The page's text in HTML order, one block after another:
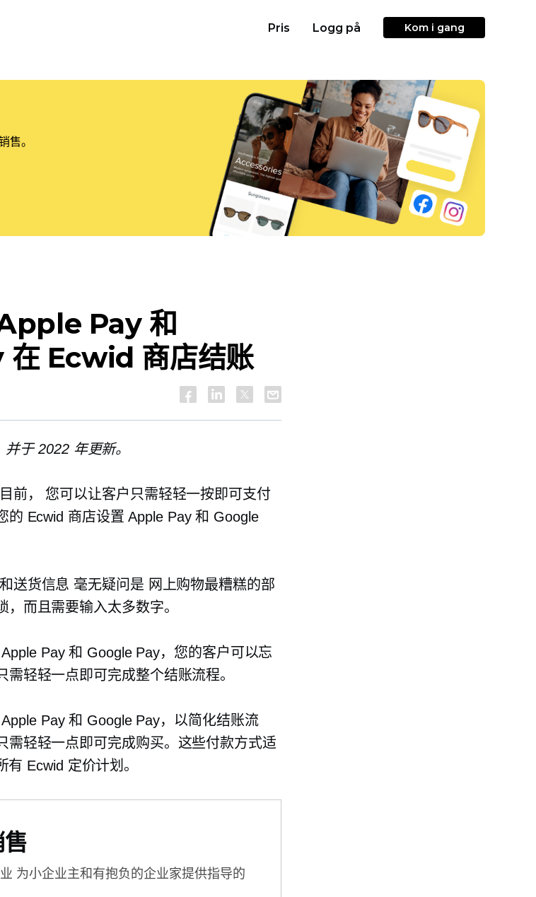
Pris Logg på Kom i gang
售。
Pay 和
Ecwid 商店结账
于 2022 年更新。
目前，
您可以让客户只需轻轻一按即可支付
的 Ecwid 商店设置 Apple Pay 和 Google
送货信息 毫无疑问是 网上购物最糟糕的部
而且需要输入太多数字。
Pay 和 Google Pay，您的客户可以忘
轻轻一点即可完成整个结账流程。
Pay 和 Google Pay，以简化结账流
需轻轻一点即可完成购买。这些付款方式适
Ecwid 定价计划。
为小企业主和有抱负的企业家提供指导的